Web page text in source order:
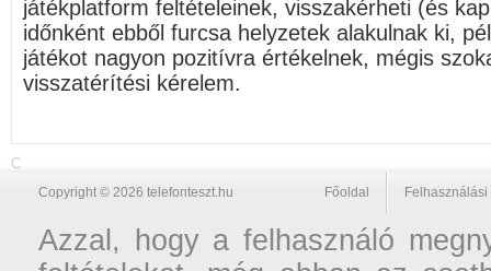
játékplatform feltételeinek, visszakérheti (és
időnként ebből furcsa helyzetek alakulnak ki,
játékot nagyon pozitívra értékelnek, mégis
visszatérítési kérelem.
C
Copyright © 2026 telefonteszt.hu Főoldal
Azzal, hogy a felhasználó